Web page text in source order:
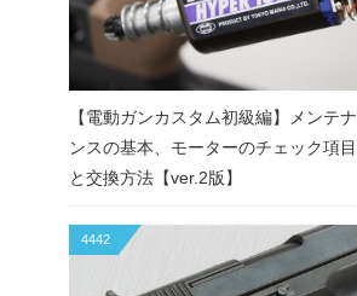
【電動ガンカスタム初級編】メンテナ
ンスの基本、モーターのチェック項目
と交換方法【ver.2版】
4442